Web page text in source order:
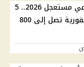
استخراج بطاقة الرقم القومي مستعجل 2026.. 5
فئات تبدأ من 50 جنيهًا والفورية تصل إلى 800